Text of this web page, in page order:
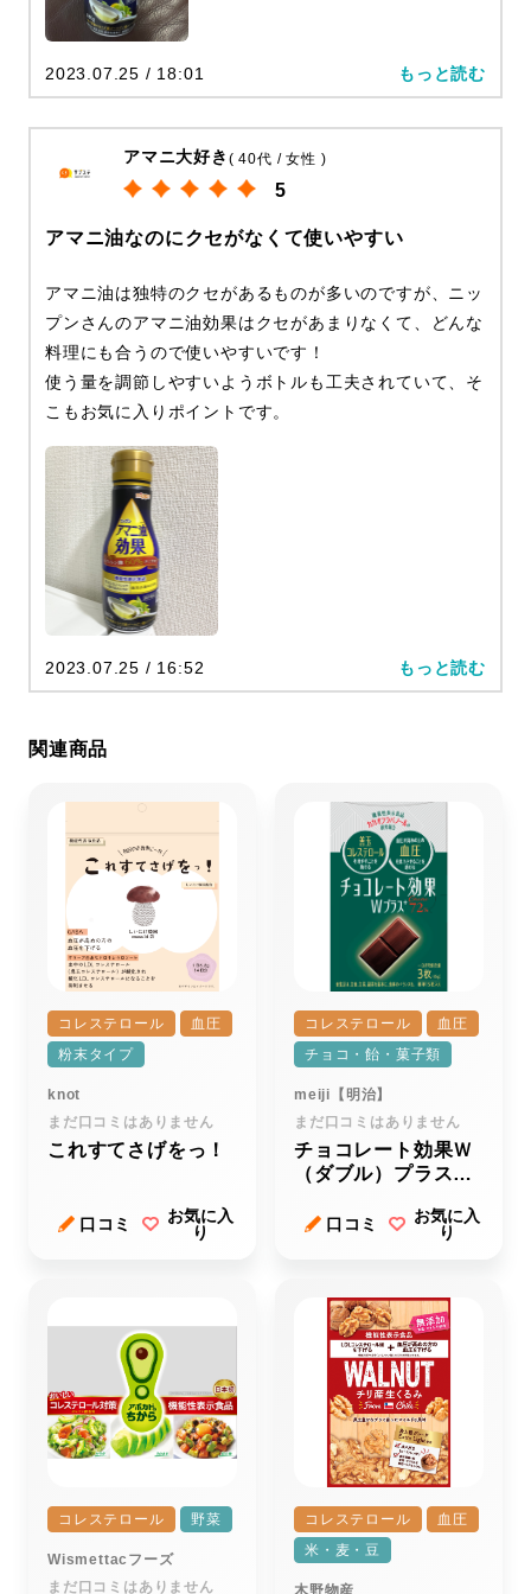
2023.07.25 / 18:01 もっと読む
アマニ大好き ( 40代 / 女性 )
5
アマニ油なのにクセがなくて使いやすい
アマニ油は独特のクセがあるものが多いのですが、ニッ
プンさんのアマニ油効果はクセがあまりなくて、どんな
料理にも合うので使いやすいです！
使う量を調節しやすいようボトルも工夫されていて、そ
こもお気に入りポイントです。
2023.07.25 / 16:52 もっと読む
関連商品
コレステロール
血圧
粉末タイプ
knot
まだ口コミはありません
これすてさげをっ！
口コミ
お気に入
り
コレステロール
血圧
チョコ・飴・菓子類
meiji【明治】
まだ口コミはありません
チョコレート効果Ｗ
（ダブル）プラスＣ
７２％
口コミ
お気に入
り
コレステロール 野菜
Wismettacフーズ
まだ口コミはありません
コレステロール
血圧
米・麦・豆
木野物産